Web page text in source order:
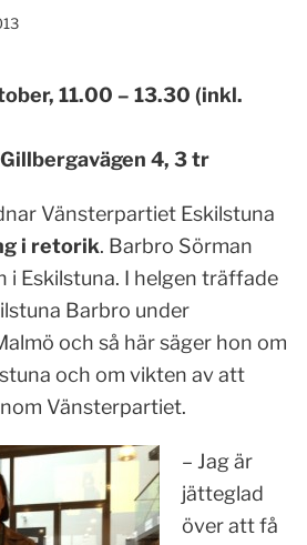
11.00 – 13.30 (inkl.
4, 3 tr
Vänsterpartiet Eskilstuna
i retorik. Barbro Sörman
i Eskilstuna. I helgen träffade
Barbro under
och så här säger hon om
och om vikten av att
Vänsterpartiet.
– Jag är
jätteglad
över att få